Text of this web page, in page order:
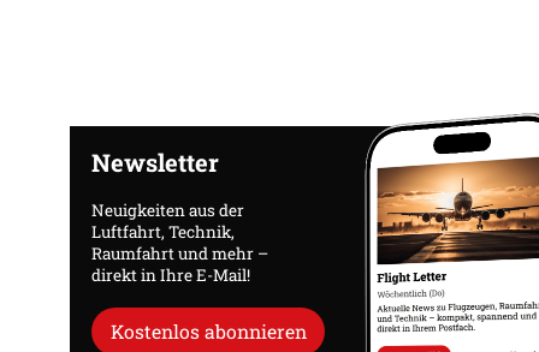
Newsletter
Neuigkeiten aus der
Luftfahrt, Technik,
Raumfahrt und mehr –
direkt in Ihre E-Mail!
Kostenlos abonnieren